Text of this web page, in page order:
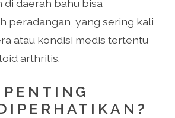
di daerah bahu bisa
peradangan, yang sering kali
atau kondisi medis tertentu
arthritis.